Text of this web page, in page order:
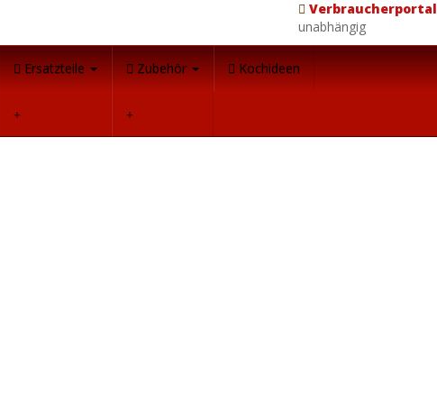
Verbraucherportal
unabhängig
Ersatzteile Zubehör Kochideen